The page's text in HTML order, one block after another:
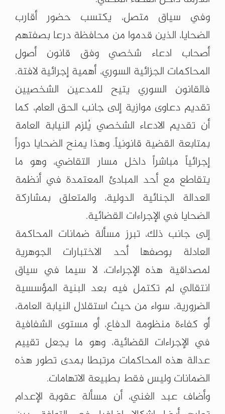
وفي سياق متصل، يكتسب حضور أقارب
الضحايا، الذين قدموا من محافظة درعا بصفتهم
أصحاب ادعاء شخصي وفق قانون أصول
المحاكمات الجزائية السوري، أهمية إجرائية لافتة.
فالقانون السوري يتيح للمدعين الشخصيين
تقديم دعاوى موازية إلى جانب الحق العام، كما
أن تقديم الادعاء الشخصي يُلزم النيابة العامة
بمتابعة القضية قانونياً. وهذا يمنح الضحايا دوراً
إجرائياً مباشراً داخل مسار التقاضي، وهو ما
يتقاطع مع أحد المبادئ المعتمدة في أنظمة
العدالة الجنائية الدولية، والمتعلق بمشاركة
الضحايا في الإجراءات القضائية.
إلى جانب ذلك، تبرز مسألة ضمانات المحاكمة
العادلة بوصفها أحد الاختبارات الجوهرية
لمصداقية هذه الإجراءات، لا سيما في سياق
انتقالي لم تكتمل فيه بعد البنية المؤسسية
الضرورية، سواء من حيث استقلال النيابة العامة،
أو كفاءة منظومة الدفاع، أو مستوى الشفافية
في الإجراءات القضائية، وهو ما يجعل تقييم
عدالة هذه المحاكمات مرتبطا بمدى تطور هذه
الضمانات وليس فقط بطبيعة الاتهامات.
وأضاف عبد الغني، أن مسألة عقوبة الإعدام